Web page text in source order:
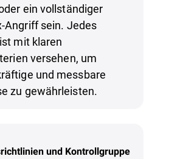
ein vollständiger
Angriff sein. Jedes
mit klaren
versehen, um
und messbare
zu gewährleisten.
und Kontrollgruppe